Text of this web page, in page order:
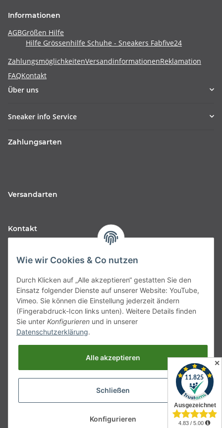
Informationen
AGBGrößen Hilfe
Hilfe Grössenhilfe Schuhe - Sneakers Fabfive24
ZahlungsmöglichkeitenVersandinformationenReklamation
FAQKontakt
Über uns
Sneaker info Service
Zahlungsarten
Versandarten
Kontakt
Langstr. 51-53
63450 Hanau
Deutschland
Telefon:06181257350
E-Mail: shop@fabfive24.com
Vertrag widerrufen
* Alle Preise inkl. gesetzlicher MwSt., zzgl.Versand
Wie wir Cookies & Co nutzen
Durch Klicken auf „Alle akzeptieren“ gestatten Sie den
Einsatz folgender Dienste auf unserer Website: YouTube,
Vimeo. Sie können die Einstellung jederzeit ändern
(Fingerabdruck-Icon links unten). Weitere Details finden
Sie unter Konfigurieren und in unserer
Datenschutzerklärung.
Alle akzeptieren
Schließen
Konfigurieren
✕